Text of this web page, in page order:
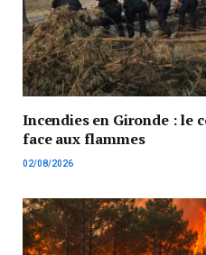
Incendies en Gironde : le
face aux flammes
02/08/2026